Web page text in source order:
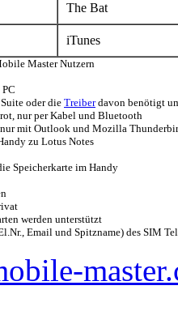
The Bat
iTunes
Master Nutzern
oder die Treiberdavon benötigt
nur per Kabel und Bluetooth
mit Outlook und Mozilla
zu Lotus Notes
Speicherkarte im Handy
werden unterstützt
Email und Spitzname) des SIM